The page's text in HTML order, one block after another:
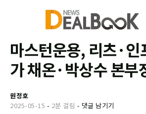
마스턴운용, 리츠·인
가 채온·박상수 본부
원정호
2025-05-15 - 2분 걸림 - 댓글 남기기